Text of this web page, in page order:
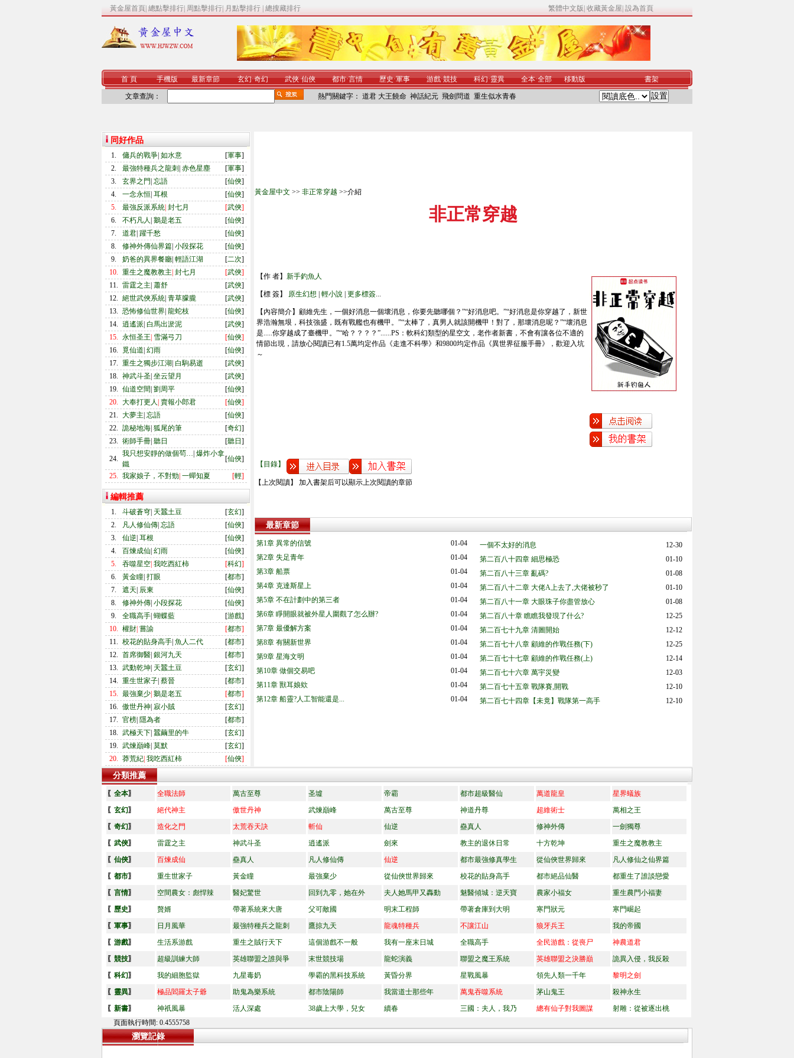
黃金屋首頁 總點擊排行 周點擊排行 月點擊排行 總搜藏排行 繁體中文版 收藏黃金屋 設為首頁
首 頁 手機版 最新章節 玄幻·奇幻 武俠·仙俠 都市·言情 歷史·軍事 游戲·競技 科幻·靈異 全本·全部 移動版 書架
文章查詢： 熱門關鍵字： 道君 大王饒命 神話紀元 飛劍問道 重生似水青春
同好作品
1. 傭兵的戰爭 如水意 [軍事]
2.
最強特種兵之龍刺 赤色星塵 [軍事]
3.
玄界之門 忘語 [仙俠]
4.
一念永恒 耳根 [仙俠]
5.
最強反派系統 封七月 [武俠]
6.
不朽凡人 鵝是老五 [仙俠]
7.
道君 躍千愁 [仙俠]
8.
修神外傳仙界篇 小段探花 [仙俠]
9.
奶爸的異界餐廳 輕語江湖 [二次]
10. 重生之魔教教主 封七月 [武俠]
11. 雷霆之主 蕭舒 [武俠]
12. 絕世武俠系統 青草朦朧 [武俠]
13. 恐怖修仙世界 龍蛇枝 [仙俠]
14. 逍遙派 白馬出淤泥 [武俠]
15. 永恒圣王 雪滿弓刀 [仙俠]
16.
覓仙道 幻雨 [仙俠]
17. 重生之獨步江湖 白駒易逝 [武俠]
18. 神武斗圣 坐云望月 [武俠]
19. 仙道空間 劉周平 [仙俠]
20. 大奉打更人 賣報小郎君 [仙俠]
21. 大夢主 忘語 [仙俠]
22. 詭秘地海 狐尾的筆 [奇幻]
23. 術師手冊 聽日 [聽日 ]
24.
我只想安靜的做個茍… 爆炸小拿
鐵
[仙俠]
25. 我家娘子，不對勁 一蟬知夏 [輕]
編輯推薦
1. 斗破蒼穹 天蠶土豆 [玄幻]
2.
凡人修仙傳 忘語 [仙俠]
3.
仙逆 耳根 [仙俠]
4.
百煉成仙 幻雨 [仙俠]
5.
吞噬星空 我吃西紅柿 [科幻]
6.
黃金瞳 打眼 [都市]
7.
遮天 辰東 [仙俠]
8.
修神外傳 小段探花 [仙俠]
9.
全職高手 蝴蝶藍 [游戲]
10. 權財 嘗諭 [都市]
11. 校花的貼身高手 魚人二代 [都市]
12. 首席御醫 銀河九天 [都市]
13. 武動乾坤 天蠶土豆 [玄幻]
14. 重生世家子 蔡晉 [都市]
15. 最強棄少 鵝是老五 [都市]
16. 傲世丹神 寂小賊 [玄幻]
17. 官榜 隱為者 [都市]
18. 武極天下 蠶繭里的牛 [玄幻]
19. 武煉巔峰 莫默 [玄幻]
20. 莽荒紀 我吃西紅柿 [仙俠]
黃金屋中文 >> 非正常穿越 >>介紹
非正常穿越
【作 者】 新手釣魚人
【標 簽】 原生幻想 輕小說 更多標簽...
【內容簡介】顧維先生，一個好消息一個壞消息，你要先聽哪個？”“好消息吧。”“好消息是你穿越了，新世
界浩瀚無垠，科技強盛，既有戰艦也有機甲。”“太棒了，真男人就該開機甲！對了，那壞消息呢？”“壞消息
是.....你穿越成了臺機甲。”“哈？？？？”......PS：軟科幻類型的星空文，老作者新書，不會有讓各位不適的
情節出現，請放心閱讀已有1.5萬均定作品《走進不科學》和9800均定作品《異世界征服手冊》，歡迎入坑
～
【目錄】
【上次閱讀】 加入書架后可以顯示上次閱讀的章節
最新章節
第1章 異常的信號
01-04
第2章 失足青年
01-04
第3章 船票
01-04
第4章 克達斯星上
01-04
第5章 不在計劃中的第三者
01-04
第6章 睜開眼就被外星人圍觀了怎么辦?
01-04
第7章 最優解方案
01-04
第8章 有關新世界
01-04
第9章 星海文明
01-04
第10章 做個交易吧
01-04
第11章 獸耳娘欸
01-04
第12章 船靈?人工智能還是...
01-04
一個不太好的消息
12-30
第二百八十四章 細思極恐
01-10
第二百八十三章 亂碼?
01-08
第二百八十二章 大佬A上去了,大佬被秒了
01-10
第二百八十一章 大眼珠子你盡管放心
01-08
第二百八十章 瞧瞧我發現了什么?
12-25
第二百七十九章 清圖開始
12-12
第二百七十八章 顧維的作戰任務(下)
12-25
第二百七十七章 顧維的作戰任務(上)
12-14
第二百七十六章 萬宇災變
12-03
第二百七十五章 戰隊賽,開戰
12-10
第二百七十四章【未竟】戰隊第一高手
12-10
分類推薦
〖 全本〗 全職法師 萬古至尊 圣墟 帝霸 都市超級醫仙 萬道龍皇
星界蟻族
〖 玄幻〗 絕代神主 傲世丹神 武煉巔峰 萬古至尊 神道丹尊 超維術士
萬相之王
〖 奇幻〗 造化之門 太荒吞天訣 斬仙 仙逆 蠱真人 修神外傳
一劍獨尊
〖 武俠〗 雷霆之主 神武斗圣 逍遙派 劍來 教主的退休日常 十方乾坤
重生之魔教教主
〖 仙俠〗 百煉成仙 蠱真人 凡人修仙傳 仙逆 都市最強修真學生 從仙俠世界歸來
凡人修仙之仙界篇
〖 都市〗 重生世家子 黃金瞳 最強棄少 從仙俠世界歸來 校花的貼身高手 都市絕品仙醫
都重生了誰談戀愛
〖 言情〗 空間農女：彪悍辣 醫妃驚世 回到九零，她在外 夫人她馬甲又轟動 魅醫傾城：逆天寶 農家小福女
重生農門小福妻
〖 歷史〗 贅婿 帶著系統來大唐 父可敵國 明末工程師 帶著倉庫到大明 寒門狀元
寒門崛起
〖 軍事〗 日月風華 最強特種兵之龍刺 鷹掠九天 龍魂特種兵 不讓江山 狼牙兵王
我的帝國
〖 游戲〗 生活系游戲 重生之賊行天下 這個游戲不一般 我有一座末日城 全職高手 全民游戲：從喪尸
神農道君
〖 競技〗 超級訓練大師 英雄聯盟之誰與爭 末世競技場 龍蛇演義 聯盟之魔王系統 英雄聯盟之決勝巔
詭異入侵，我反殺
〖 科幻〗 我的細胞監獄 九星毒奶 學霸的黑科技系統 黃昏分界 星戰風暴 領先人類一千年
黎明之劍
〖 靈異〗 極品閻羅太子爺 助鬼為樂系統 都市陰陽師 我當道士那些年 萬鬼吞噬系統 茅山鬼王
殺神永生
〖 新書〗 神祇風暴 活人深處 38歲上大學，兒女 續春 三國：夫人，我乃 總有仙子對我圖謀
射雕：從被逐出桃
頁面執行時間: 0.4555758
瀏覽記錄